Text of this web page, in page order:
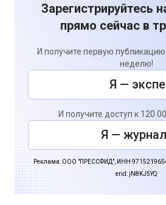
Зарегистрируйтесь
прямо сейчас в
И получите первую
неделю!
Я —
И получите доступ к 120
Я —
Реклама: ООО "ПРЕССФИД", ИНН
erid: jN8KJ5YQ